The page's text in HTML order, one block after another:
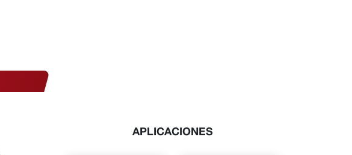
APLICACIONES